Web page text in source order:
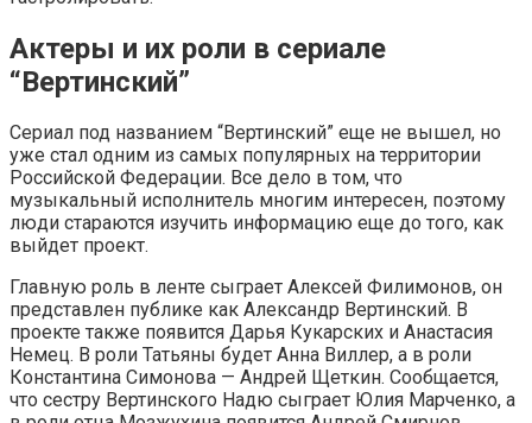
Актеры и их роли в сериале
“Вертинский”
Сериал под названием “Вертинский” еще не вышел, но
уже стал одним из самых популярных на территории
Российской Федерации. Все дело в том, что
музыкальный исполнитель многим интересен, поэтому
люди стараются изучить информацию еще до того, как
выйдет проект.
Главную роль в ленте сыграет Алексей Филимонов, он
представлен публике как Александр Вертинский. В
проекте также появится Дарья Кукарских и Анастасия
Немец. В роли Татьяны будет Анна Виллер, а в роли
Константина Симонова — Андрей Щеткин. Сообщается,
что сестру Вертинского Надю сыграет Юлия Марченко, а